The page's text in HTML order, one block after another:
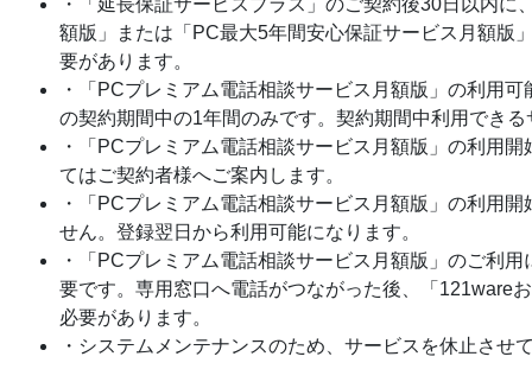
・「延長保証サービスプラス」のご契約後30日以内
額版」または「PC最大5年間安心保証サービス月額版
要があります。
・「PCプレミアム電話相談サービス月額版」の利用
の契約期間中の1年間のみです。契約期間中利用でき
・「PCプレミアム電話相談サービス月額版」の利用
てはご契約者様へご案内します。
・「PCプレミアム電話相談サービス月額版」の利用
せん。登録翌日から利用可能になります。
・「PCプレミアム電話相談サービス月額版」のご利
要です。専用窓口へ電話がつながった後、「121ware
必要があります。
・システムメンテナンスのため、サービスを休止させ